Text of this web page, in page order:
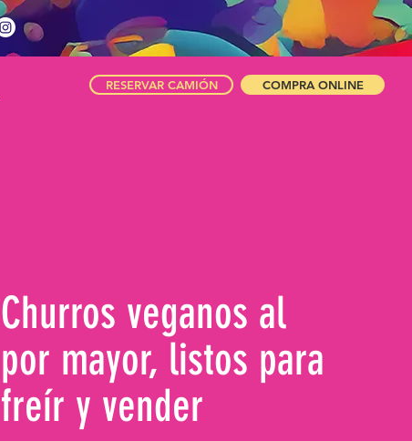
RESERVAR CAMIÓN COMPRA ONLINE
Churros veganos al
por mayor, listos para
freír y vender